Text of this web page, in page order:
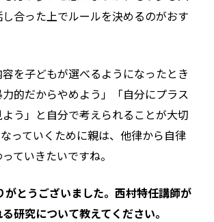
合った上でルールを決めるのがおす
を子どもが選べるようになったとき
的だからやめよう」「自分にプラス
う」と自分で考えられることが大切
っていくために親は、他律から自律
ていきたいですね。
とうございました。西村特任講師が
研究について教えてください。